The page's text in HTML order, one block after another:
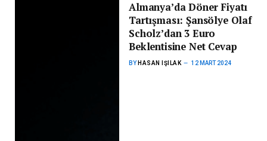
Almanya’da Döner Fiyatı
Tartışması: Şansölye Olaf
Scholz’dan 3 Euro
Beklentisine Net Cevap
BY HASAN IŞILAK 12 MART 2024